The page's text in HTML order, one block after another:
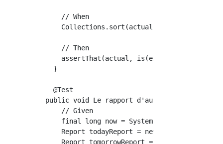
    // When
    Collections.sort(actual, sut);
    // Then
    assertThat(actual, is(expected));
  }
  @Test
public void Le rapport d'aujourd'hui vient
    // Given
final long now =
Report todayReport = new Report(new
Report tomorrowReport = new Report(new